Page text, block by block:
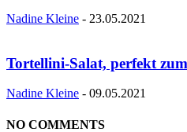
Nadine Kleine - 23.05.2021
Tortellini-Salat, perfekt
Nadine Kleine - 09.05.2021
NO COMMENTS